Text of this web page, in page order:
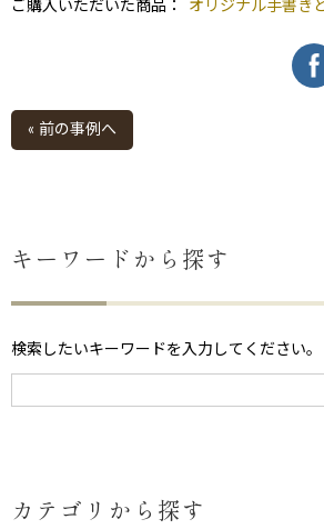
ご購入いただいた商品： オリジナル手書き
« 前の事例へ
キーワードから探す
検索したいキーワードを入力してください。
カテゴリから探す